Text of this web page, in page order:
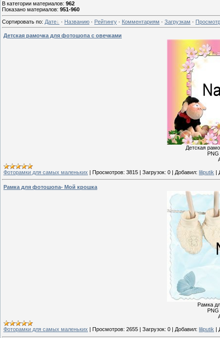
В категории материалов: 962
Показано материалов: 951-960
Сортировать по: Дате · Названию · Рейтингу · Комментариям · Загрузкам ·
Детская рамочка для фотошопа с овечками
Детская
Фоторамки для самых маленьких | Просмотров: 3815 | Загрузок: 0 | Добавил: liliputik |
Рамкa для фотошопа- Мой крошка
Рамкa
Фоторамки для самых маленьких Просмотров: 2655 Загрузок: 0 Добавил: liliputik